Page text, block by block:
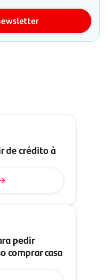
de crédito à
pedir
comprar casa